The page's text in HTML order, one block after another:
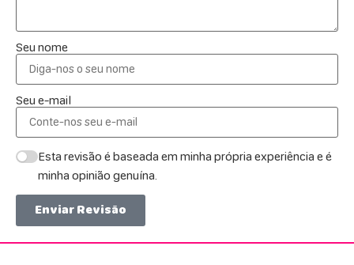
Seu nome
Seu e-mail
Esta revisão é baseada em minha própria experiência e é
minha opinião genuína.
Enviar Revisão